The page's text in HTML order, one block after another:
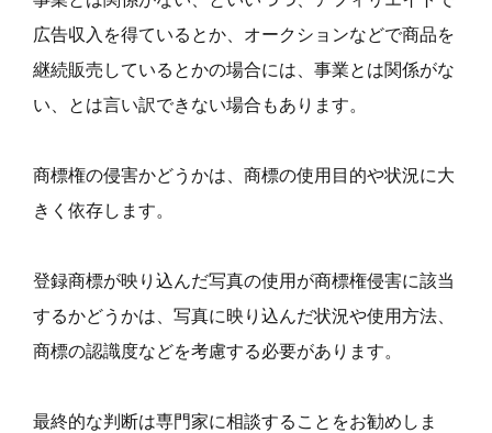
広告収入を得ているとか、オークションなどで商品を
継続販売しているとかの場合には、事業とは関係がな
い、とは言い訳できない場合もあります。
商標権の侵害かどうかは、商標の使用目的や状況に大
きく依存します。
登録商標が映り込んだ写真の使用が商標権侵害に該当
するかどうかは、写真に映り込んだ状況や使用方法、
商標の認識度などを考慮する必要があります。
最終的な判断は専門家に相談することをお勧めしま